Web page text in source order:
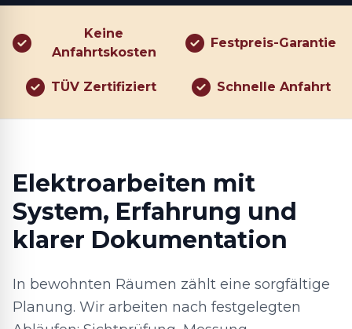
Keine
Anfahrtskosten
Festpreis-Garantie
TÜV Zertifiziert Schnelle Anfahrt
Elektroarbeiten mit
System, Erfahrung und
klarer Dokumentation
In bewohnten Räumen zählt eine sorgfältige
Planung. Wir arbeiten nach festgelegten